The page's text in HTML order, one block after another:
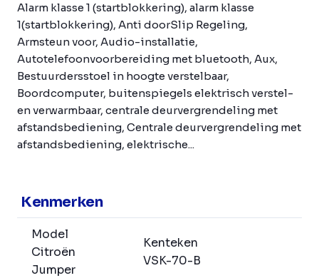
Alarm klasse 1 (startblokkering), alarm klasse
1(startblokkering), Anti doorSlip Regeling,
Armsteun voor, Audio-installatie,
Autotelefoonvoorbereiding met bluetooth, Aux,
Bestuurdersstoel in hoogte verstelbaar,
Boordcomputer, buitenspiegels elektrisch verstel-
en verwarmbaar, centrale deurvergrendeling met
afstandsbediening, Centrale deurvergrendeling met
afstandsbediening, elektrische...
Kenmerken
Model
Citroën
Jumper
Kenteken
VSK-70-B